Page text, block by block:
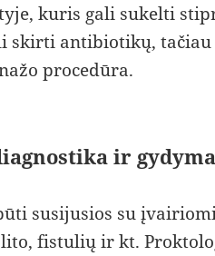
kuris gali sukelti
skirti antibiotikų,
procedūra.
ir
susijusios su
fistulių ir kt.